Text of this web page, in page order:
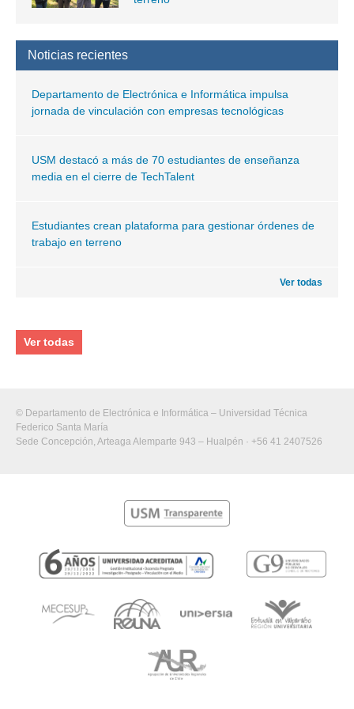
Noticias recientes
Departamento de Electrónica e Informática impulsa
jornada de vinculación con empresas tecnológicas
USM destacó a más de 70 estudiantes de enseñanza
media en el cierre de TechTalent
Estudiantes crean plataforma para gestionar órdenes de
trabajo en terreno
Ver todas
Ver todas
© Departamento de Electrónica e Informática – Universidad Técnica
Federico Santa María
Sede Concepción, Arteaga Alemparte 943 – Hualpén · +56 41 2407526